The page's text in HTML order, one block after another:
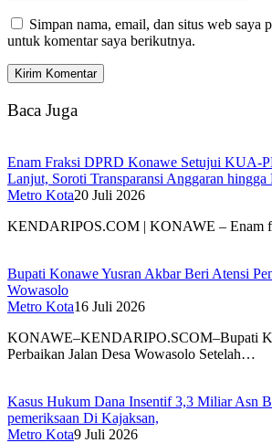
Simpan nama, email, dan situs web saya
untuk komentar saya berikutnya.
Baca Juga
Enam Fraksi DPRD Konawe Setujui KUA-
Lanjut, Soroti Transparansi Anggaran hingga
Metro Kota20 Juli 2026
KENDARIPOS.COM | KONAWE – Enam
Bupati Konawe Yusran Akbar Beri Atensi
Wowasolo
Metro Kota16 Juli 2026
KONAWE–KENDARIPO.SCOM–Bupati
Perbaikan Jalan Desa Wowasolo Setelah…
Kasus Hukum Dana Insentif 3,3 Miliar Asn
pemeriksaan Di Kajaksan,
Metro Kota9 Juli 2026